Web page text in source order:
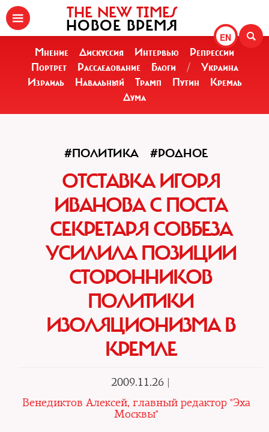
EN
THE NEW TIMES
НОВОЕ ВРЕМЯ
Мнение Дискуссия Интервью
Репрессии
Портрет
Расследование Блоги /
Украина
Израиль
Навальный Трамп Путин
Кремль
Дума
#ПОЛИТИКА #РОДНОЕ
ОТСТАВКА ИГОРЯ
ИВАНОВА С ПОСТА
СЕКРЕТАРЯ СОВБЕЗА
УСИЛИЛА ПОЗИЦИИ
СТОРОННИКОВ
ПОЛИТИКИ
ИЗОЛЯЦИОНИЗМА В
КРЕМЛЕ
2009.11.26 |
Венедиктов Алексей, главный редактор "Эха
Москвы"